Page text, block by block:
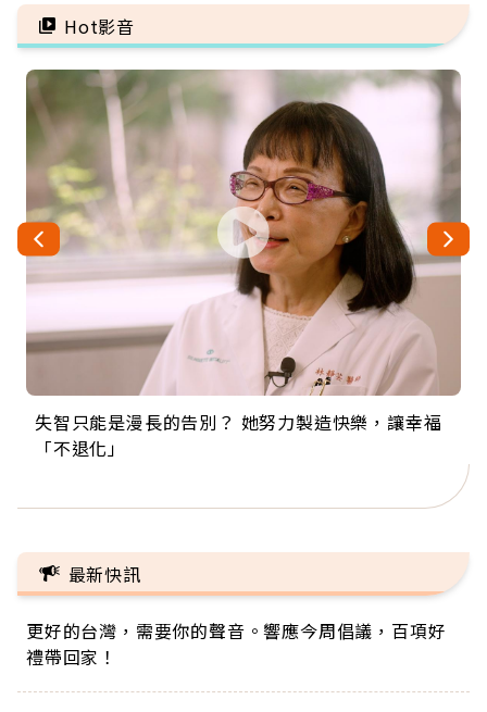
Hot影音
失智只能是漫長的告別？ 她努力製造快樂，讓幸福
「不退化」
來自剛果的巧克力神父 為台灣奉獻36年 「台灣是我
的家，我連作夢都講台語！」
63歲卸矽谷副總、搬回台灣找快樂！「蛋黃哥小
丑」走進安養院，逗樂上萬爺奶：退休後才開始真
104歲打破金氏世界紀錄 成為全球最年長羽球選
手，分享長壽的秘密原來是「這個」
事業巔峰他選擇追夢…黑手阿伯拉小提琴還登上小
巨蛋！連CNN都大讚！
最新快訊
更好的台灣，需要你的聲音。響應今周倡議，百項好
禮帶回家！